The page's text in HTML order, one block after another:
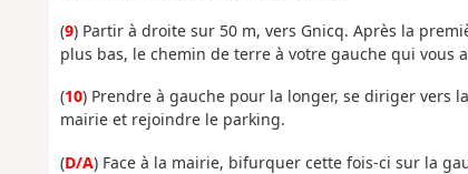
(9) Partir à droite sur 50 m, vers Gnicq. Après la
plus bas, le chemin de terre à votre gauche qui vous
(10) Prendre à gauche pour la longer, se diriger vers
mairie et rejoindre le parking.
(D/A) Face à la mairie, bifurquer cette fois-ci sur la